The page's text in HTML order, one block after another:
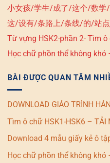
小女孩/学生/成了/这个/数学
这/设有/条路上/条线/的/站
Từ vựng HSK2-phần 2- Tìm
Học chữ phồn thể không
BÀI ĐƯỢC QUAN TÂM
DOWNLOAD GIÁO TRÌNH
Tìm ô chữ HSK1-HSK6 – TẢI
Download 4 mẫu giấy kẻ ô
Học chữ phồn thể không